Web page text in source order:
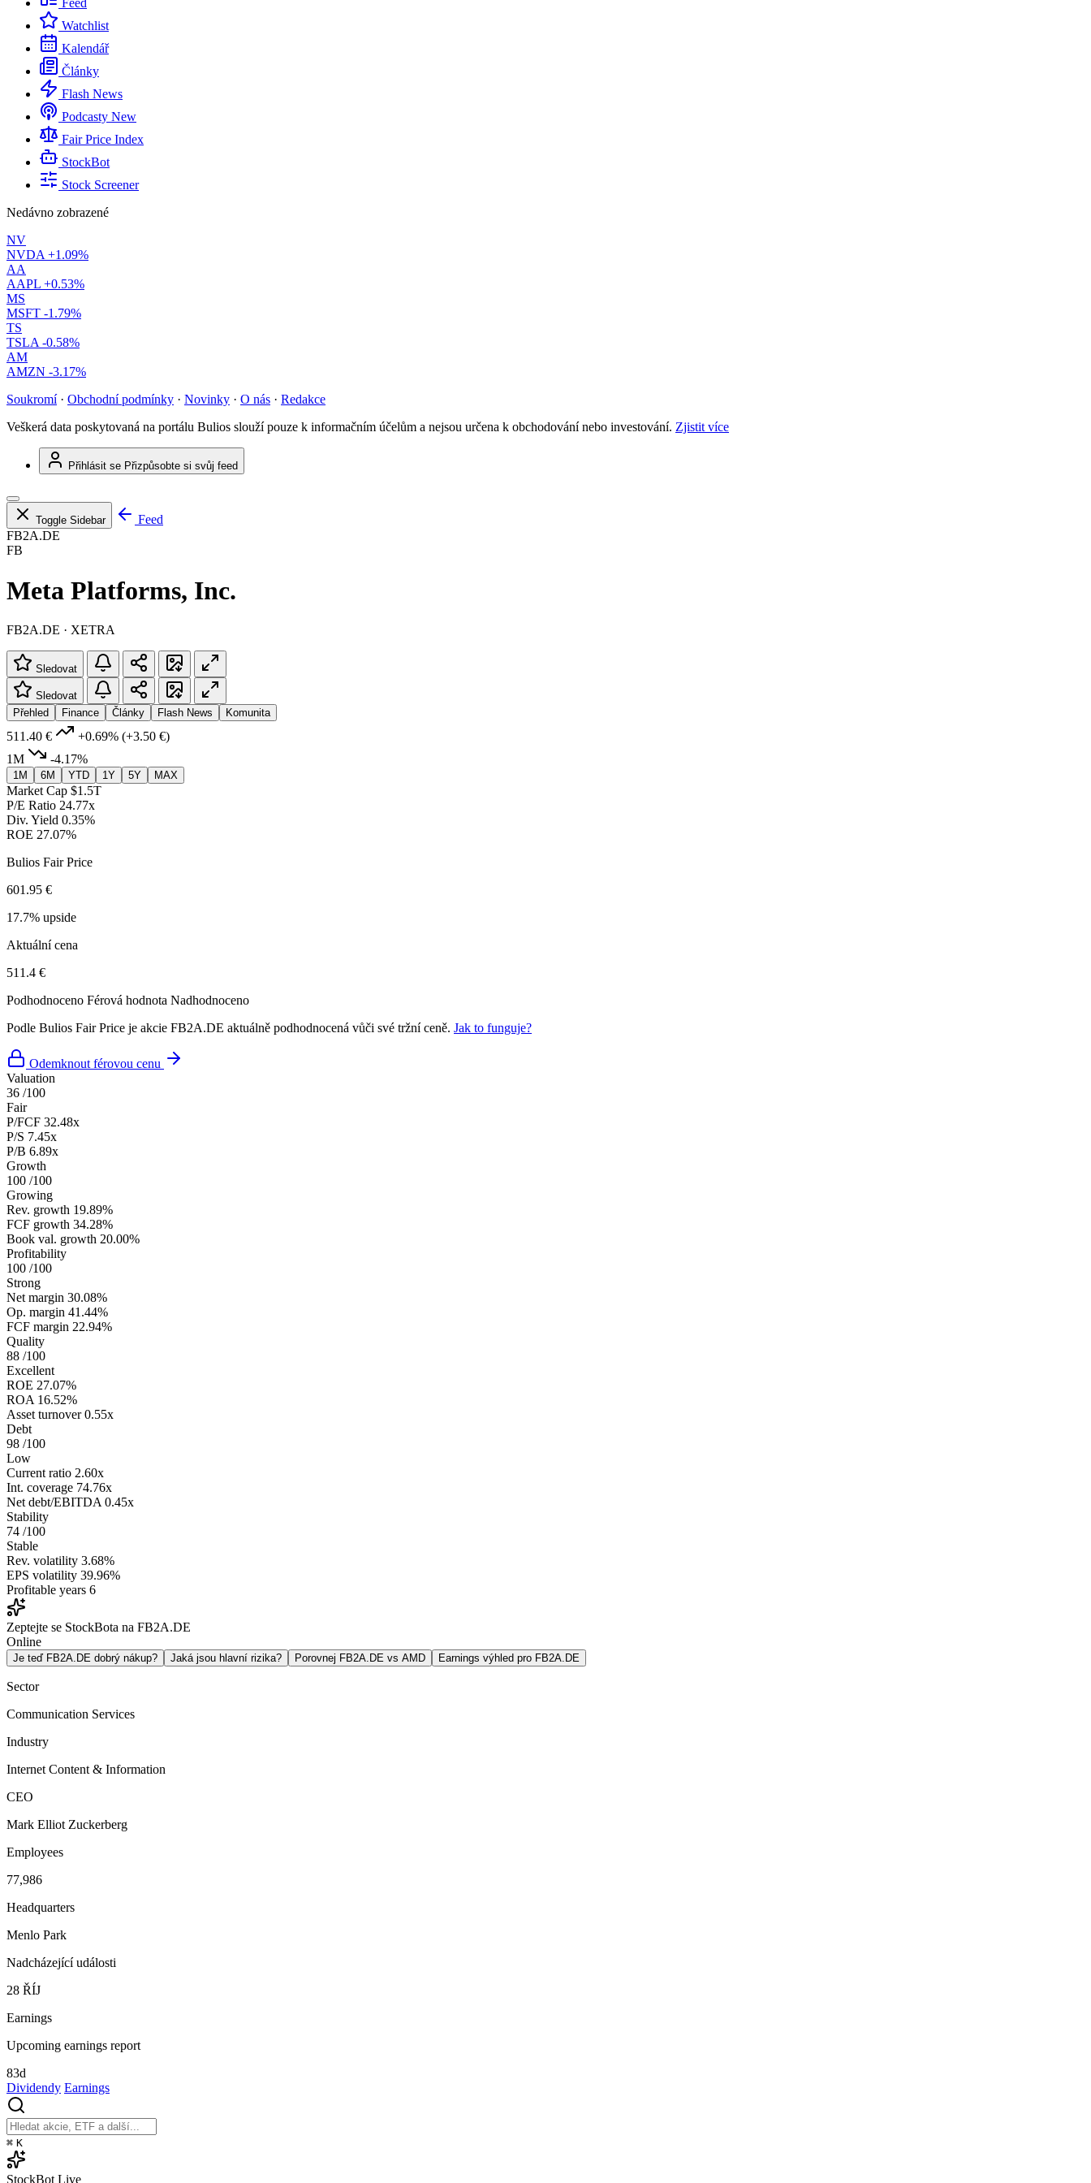
Feed
Watchlist
Kalendář
Články
Flash News
Podcasty New
Fair Price Index
StockBot
Stock Screener
Nedávno zobrazené
NV
NVDA +1.09%
AA
AAPL +0.53%
MS
MSFT -1.79%
TS
TSLA -0.58%
AM
AMZN -3.17%
Soukromí · Obchodní podmínky · Novinky · O nás · Redakce
Veškerá data poskytovaná na portálu Bulios slouží pouze k informačním účelům a nejsou určena k obchodování nebo investování. Zjistit více
Přihlásit se Přizpůsobte si svůj feed
Toggle Sidebar
Feed
FB2A.DE
FB
Meta Platforms, Inc.
FB2A.DE · XETRA
Sledovat
Sledovat
Přehled
Finance Články Flash News Komunita
511.40 € +0.69% (+3.50 €)
1M
-4.17%
1M 6M YTD 1Y 5Y MAX
Market Cap $1.5T
P/E Ratio 24.77x
Div. Yield 0.35%
ROE 27.07%
Bulios Fair Price
601.95 €
17.7% upside
Aktuální cena
511.4 €
Podhodnoceno Férová hodnota Nadhodnoceno
Podle Bulios Fair Price je akcie FB2A.DE aktuálně podhodnocená vůči své tržní ceně. Jak to funguje?
Odemknout férovou cenu
Valuation
36 /100
Fair
P/FCF 32.48x
P/S 7.45x
P/B 6.89x
Growth
100 /100
Growing
Rev. growth 19.89%
FCF growth 34.28%
Book val. growth 20.00%
Profitability
100 /100
Strong
Net margin 30.08%
Op. margin 41.44%
FCF margin 22.94%
Quality
88 /100
Excellent
ROE 27.07%
ROA 16.52%
Asset turnover 0.55x
Debt
98 /100
Low
Current ratio 2.60x
Int. coverage 74.76x
Net debt/EBITDA 0.45x
Stability
74 /100
Stable
Rev. volatility 3.68%
EPS volatility 39.96%
Profitable years 6
Zeptejte se StockBota na FB2A.DE
Online
Je teď FB2A.DE dobrý nákup? Jaká jsou hlavní rizika? Porovnej FB2A.DE vs AMD Earnings výhled pro FB2A.DE
Sector
Communication Services
Industry
Internet Content & Information
CEO
Mark Elliot Zuckerberg
Employees
77,986
Headquarters
Menlo Park
Nadcházející události
28 ŘÍJ
Earnings
Upcoming earnings report
83d
Dividendy Earnings
⌘ K
StockBot Live